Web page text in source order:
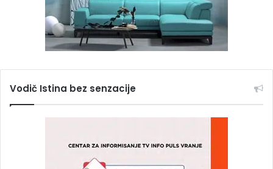
Vodič Istina bez senzacije